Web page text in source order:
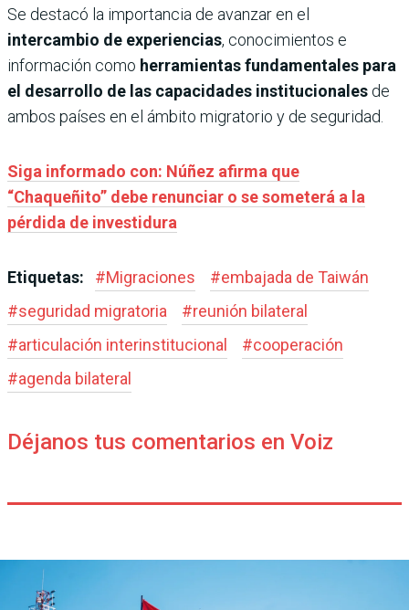
Se destacó la importancia de avanzar en el
intercambio de experiencias, conocimientos e
información como herramientas fundamentales para
el desarrollo de las capacidades institucionales de
ambos países en el ámbito migratorio y de seguridad.
Siga informado con: Núñez afirma que
“Chaqueñito” debe renunciar o se someterá a la
pérdida de investidura
Etiquetas: #Migraciones #embajada de Taiwán
#seguridad migratoria #reunión bilateral
#articulación interinstitucional #cooperación
#agenda bilateral
Déjanos tus comentarios en Voiz